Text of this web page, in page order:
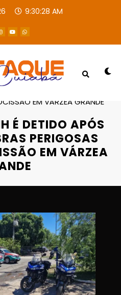
9:30:29 AM
Destaques
EM VÁRZEA GRANDE
É DETIDO APÓS
PERIGOSAS
EM VÁRZEA